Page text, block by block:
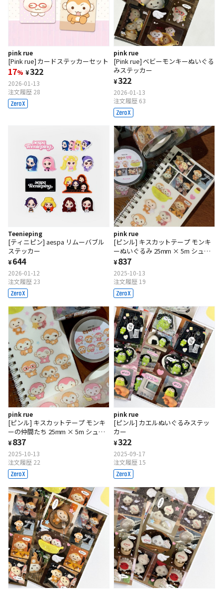
pink rue
[Pink rue] カードステッカーセット
17% ¥322
2026-01-13
注文履歴 28
pink rue
[Pink rue] ベビーモンキーぬいぐる
みステッカー
¥322
2026-01-13
注文履歴 63
Teenieping
[ティニピン] aespa リムーバブル
ステッカー
¥644
2026-01-12
注文履歴 23
pink rue
[ピンル] キスカットテープ モンキ
ーぬいぐるみ 25mm × 5m シュガ
ーコーティング
¥837
2025-10-13
注文履歴 19
pink rue
[ピンル] キスカットテープ モンキ
ーの仲間たち 25mm × 5m シュガ
ーコーティング
¥837
2025-10-13
注文履歴 22
pink rue
[ピンル] カエルぬいぐるみステッ
カー
¥322
2025-09-17
注文履歴 15